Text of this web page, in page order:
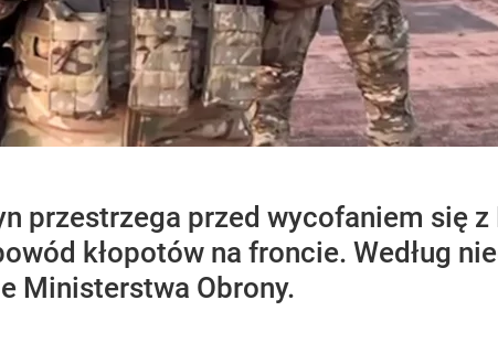
przestrzega przed wycofaniem się z
kłopotów na froncie. Według
Ministerstwa Obrony.